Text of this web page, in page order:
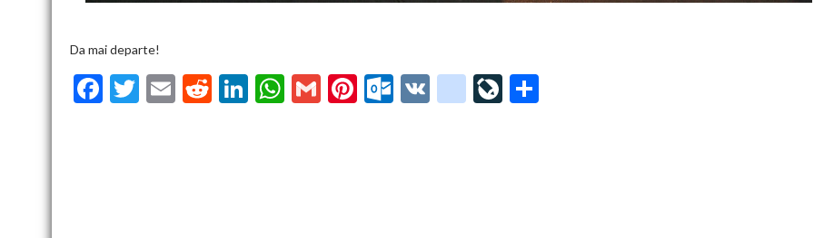
Da mai departe!
F
T
E
R
Li W G
Pi O V
g
Li